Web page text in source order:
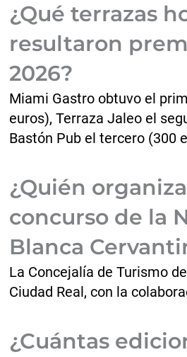
¿Qué terrazas
resultaron
2026?
Miami Gastro obtuvo el
euros), Terraza Jaleo el
Bastón Pub el tercero (300
¿Quién
concurso de la
Blanca
La Concejalía de Turismo
Ciudad Real, con la
¿Cuántas